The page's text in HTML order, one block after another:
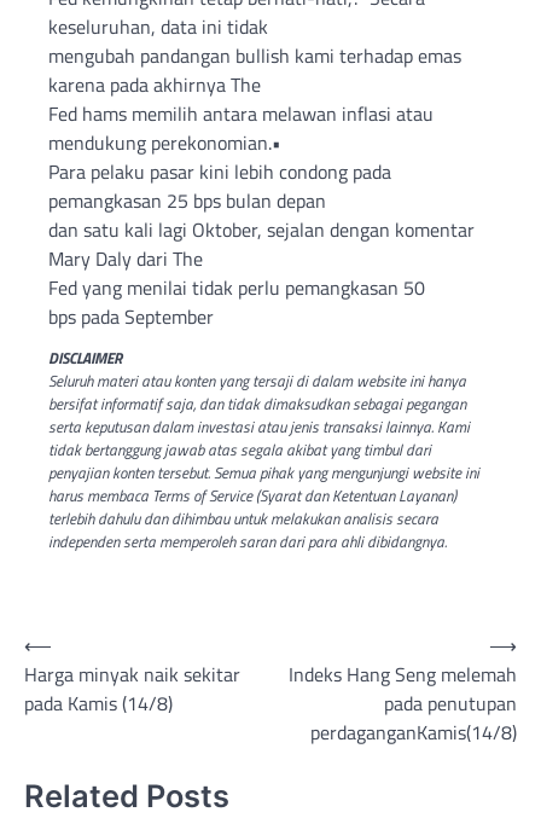
keseluruhan, data ini tidak
mengubah pandangan bullish kami terhadap emas
karena pada akhirnya The
Fed hams memilih antara melawan inflasi atau
mendukung perekonomian.•
Para pelaku pasar kini lebih condong pada
pemangkasan 25 bps bulan depan
dan satu kali lagi Oktober, sejalan dengan komentar
Mary Daly dari The
Fed yang menilai tidak perlu pemangkasan 50
bps pada September
DISCLAIMER
Seluruh materi atau konten yang tersaji di dalam website ini hanya
bersifat informatif saja, dan tidak dimaksudkan sebagai pegangan
serta keputusan dalam investasi atau jenis transaksi lainnya. Kami
tidak bertanggung jawab atas segala akibat yang timbul dari
penyajian konten tersebut. Semua pihak yang mengunjungi website ini
harus membaca Terms of Service (Syarat dan Ketentuan Layanan)
terlebih dahulu dan dihimbau untuk melakukan analisis secara
independen serta memperoleh saran dari para ahli dibidangnya.
Post
navigation
⟵
Harga minyak naik sekitar
pada Kamis (14/8)
Indeks Hang Seng melemah
pada penutupan
perdaganganKamis(14/8)
⟶
Related Posts